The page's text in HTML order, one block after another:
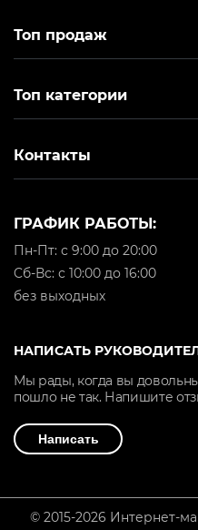
Топ продаж
Топ категории
Контакты
ГРАФИК РАБОТЫ:
Пн-Пт: с 9:00 до 20:00
Cб-Вс: с 10:00 до 16:00
без выходных
НАПИСАТЬ
Мы рады, когда вы
пошло не так. Напишите
Написать
© 2015-2026 Интернет-